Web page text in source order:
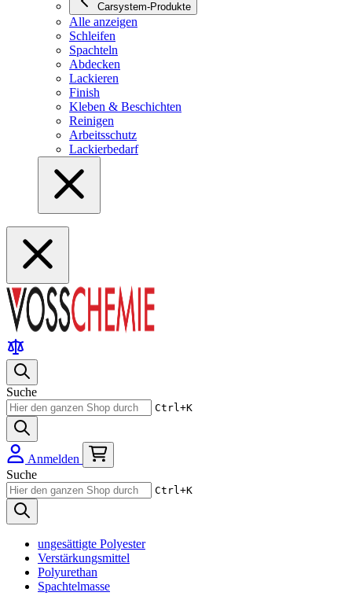
Carsystem-Produkte
Alle anzeigen
Schleifen
Spachteln
Abdecken
Lackieren
Finish
Kleben & Beschichten
Reinigen
Arbeitsschutz
Lackierbedarf
Suche
Ctrl+K
Anmelden
Suche
Ctrl+K
ungesättigte Polyester
Verstärkungsmittel
Polyurethan
Spachtelmasse